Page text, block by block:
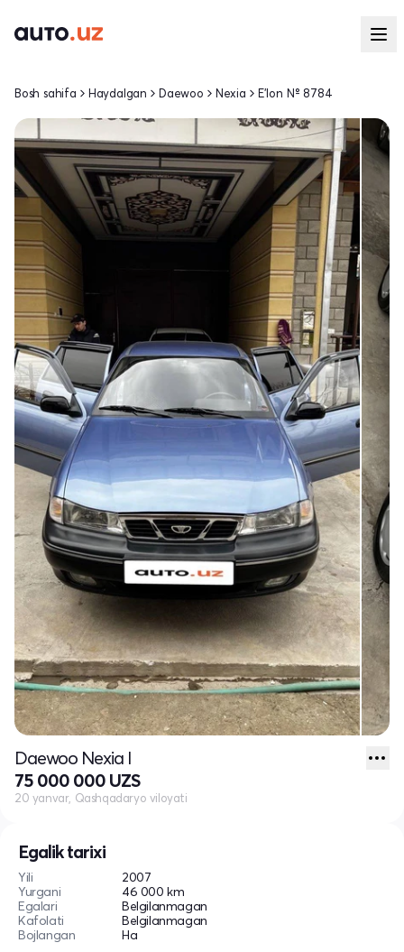
Egalik tarixi
Yili
2007
Yurgani
46 000 km
Egalari
Belgilanmagan
Kafolati
Belgilanmagan
Bojlangan
Ha
Bosh sahifa Haydalgan Daewoo Nexia E'lon № 8784
Daewoo Nexia I
75 000 000 UZS
20 yanvar, Qashqadaryo viloyati